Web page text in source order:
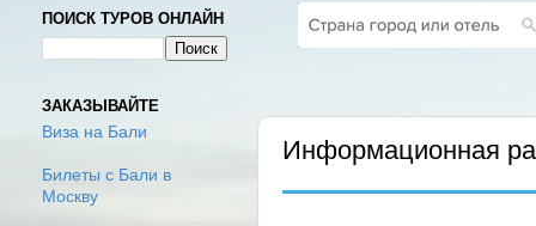
Информационная
ПОИСК ТУРОВ ОНЛАЙН
ЗАКАЗЫВАЙТЕ
Виза на Бали
Билеты с Бали в
Москву